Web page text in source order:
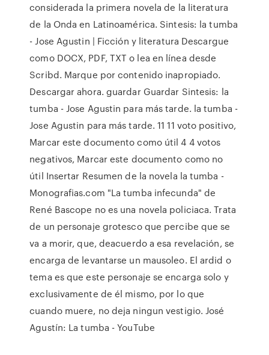
considerada la primera novela de la literatura
de la Onda en Latinoamérica. Sintesis: la tumba
- Jose Agustin | Ficción y literatura Descargue
como DOCX, PDF, TXT o lea en línea desde
Scribd. Marque por contenido inapropiado.
Descargar ahora. guardar Guardar Sintesis: la
tumba - Jose Agustin para más tarde. la tumba -
Jose Agustin para más tarde. 11 11 voto positivo,
Marcar este documento como útil 4 4 votos
negativos, Marcar este documento como no
útil Insertar Resumen de la novela la tumba -
Monografias.com "La tumba infecunda" de
René Bascope no es una novela policiaca. Trata
de un personaje grotesco que percibe que se
va a morir, que, deacuerdo a esa revelación, se
encarga de levantarse un mausoleo. El ardid o
tema es que este personaje se encarga solo y
exclusivamente de él mismo, por lo que
cuando muere, no deja ningun vestigio. José
Agustín: La tumba - YouTube